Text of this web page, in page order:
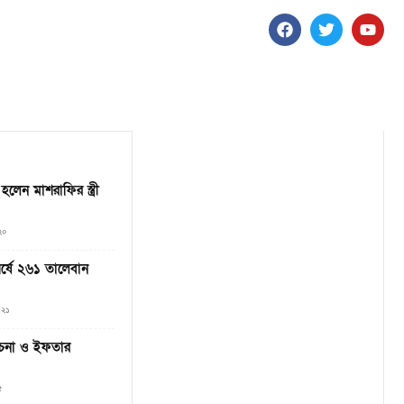
মাশরাফির স্ত্রী
২৬১ তালেবান
ও ইফতার